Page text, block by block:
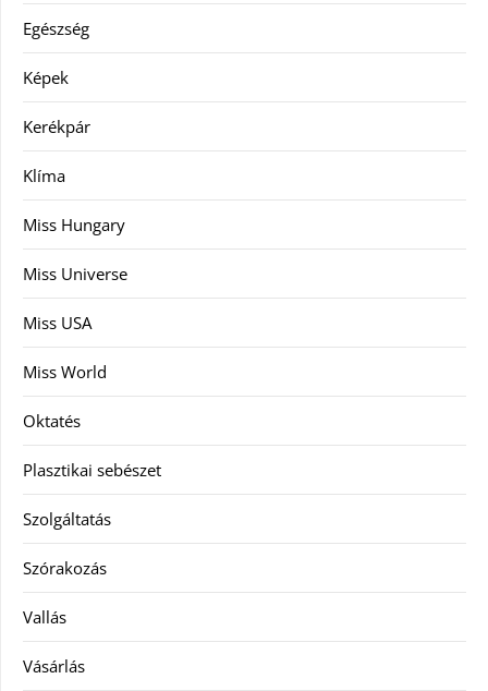
Egészség
Képek
Kerékpár
Klíma
Miss Hungary
Miss Universe
Miss USA
Miss World
Oktatés
Plasztikai sebészet
Szolgáltatás
Szórakozás
Vallás
Vásárlás